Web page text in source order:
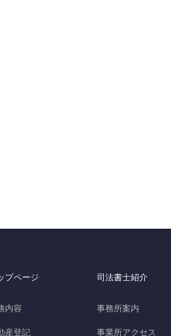
プページ
内容
産登記
司法書士紹介
事務所案内
事業所アクセス